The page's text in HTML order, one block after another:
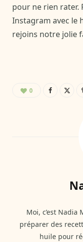
pour ne rien rater.
Instagram avec le
rejoins notre jolie
0
Moi, c’est Nadia
préparer des
huile pour